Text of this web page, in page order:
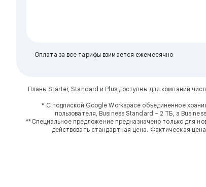
Оплата за все тарифы взимается ежемесячно
Планы Starter, Standard и Plus доступны для компаний
* С подпиской Google Workspace объединенное
пользователя, Business Standard – 2 ТБ, а
**Специальное предложение предназначено только для
действовать стандартная цена. Фактическая